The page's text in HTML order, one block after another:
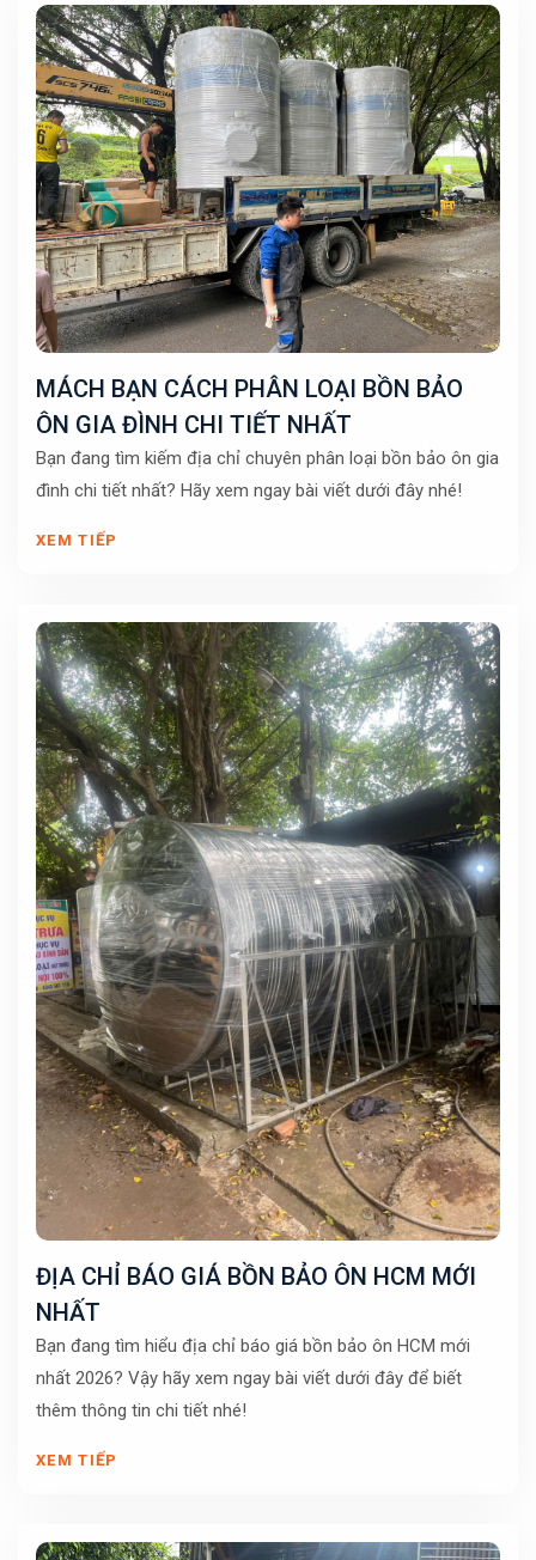
MÁCH BẠN CÁCH PHÂN LOẠI BỒN BẢO
ÔN GIA ĐÌNH CHI TIẾT NHẤT
Bạn đang tìm kiếm địa chỉ chuyên phân loại bồn bảo ôn gia
đình chi tiết nhất? Hãy xem ngay bài viết dưới đây nhé!
XEM TIẾP
ĐỊA CHỈ BÁO GIÁ BỒN BẢO ÔN HCM MỚI
NHẤT
Bạn đang tìm hiểu địa chỉ báo giá bồn bảo ôn HCM mới
nhất 2026? Vậy hãy xem ngay bài viết dưới đây để biết
thêm thông tin chi tiết nhé!
XEM TIẾP